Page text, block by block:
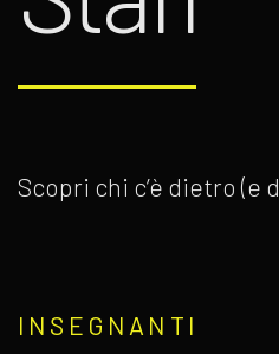
Scopri chi c’è dietro (e
INSEGNANTI